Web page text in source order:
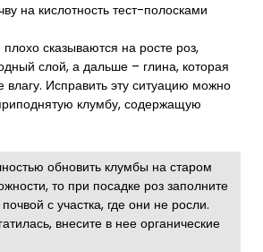
на кислотность тест-полосками
сказываются на росте роз,
слой, а дальше – глина, которая
влагу. Исправить эту ситуацию можно
клумбу, содержащую
обновить клумбы на старом
то при посадке роз заполните
с участка, где они не росли.
внесите в нее органические